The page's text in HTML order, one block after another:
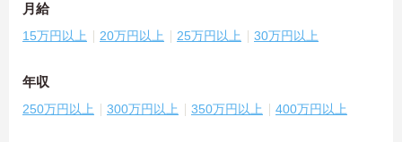
月給
15万円以上 20万円以上 25万円以上 30万円以上
年収
250万円以上 300万円以上 350万円以上 400万円以上